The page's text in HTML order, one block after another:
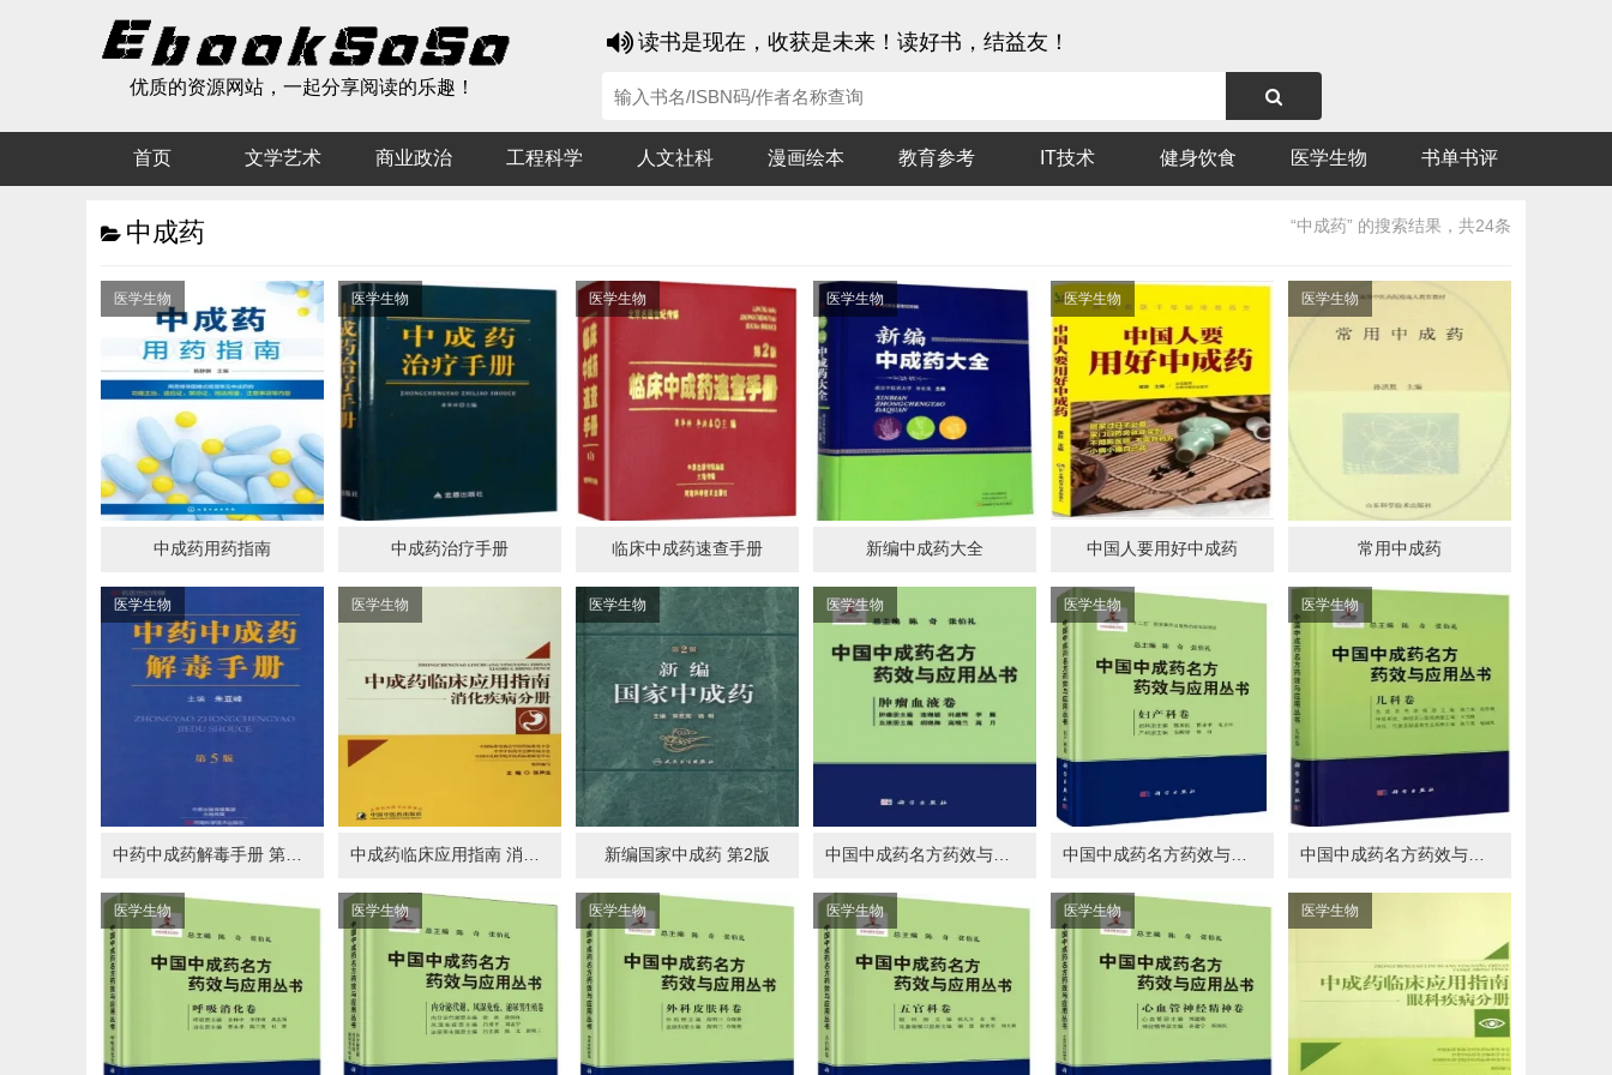
优质的资源网站，一起分享阅读的乐趣！
读书是现在，收获是未来！读好书，结益友！
首页 文学艺术 商业政治 工程科学 人文社科 漫画绘本 教育参考 IT技术 健身饮食 医学生物 书单书评
中成药 “中成药” 的搜索结果，共24条
医学生物
中成药用药指南
医学生物
中成药治疗手册
医学生物
临床中成药速查手册
医学生物
新编中成药大全
医学生物
中国人要用好中成药
医学生物
常用中成药
医学生物 医学生物 医学生物
新编国家中成药 第2版
医学生物
中国中成药名方药效与应用丛书 肿瘤血液卷
医学生物
中国中成药名方药效与应用丛书 妇产科卷
医学生物
中国中成药名方药效与应用丛书 儿科卷
医学生物 医学生物 医学生物 医学生物 医学生物 医学生物